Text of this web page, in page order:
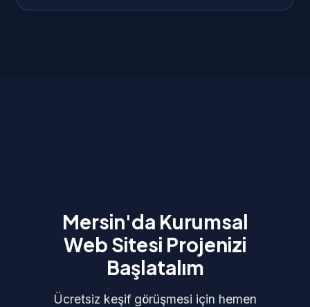
Mersin'da Kurumsal
Web Sitesi Projenizi
Başlatalım
Ücretsiz keşif görüşmesi için hemen